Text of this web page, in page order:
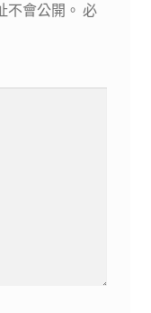
不會公開。 必